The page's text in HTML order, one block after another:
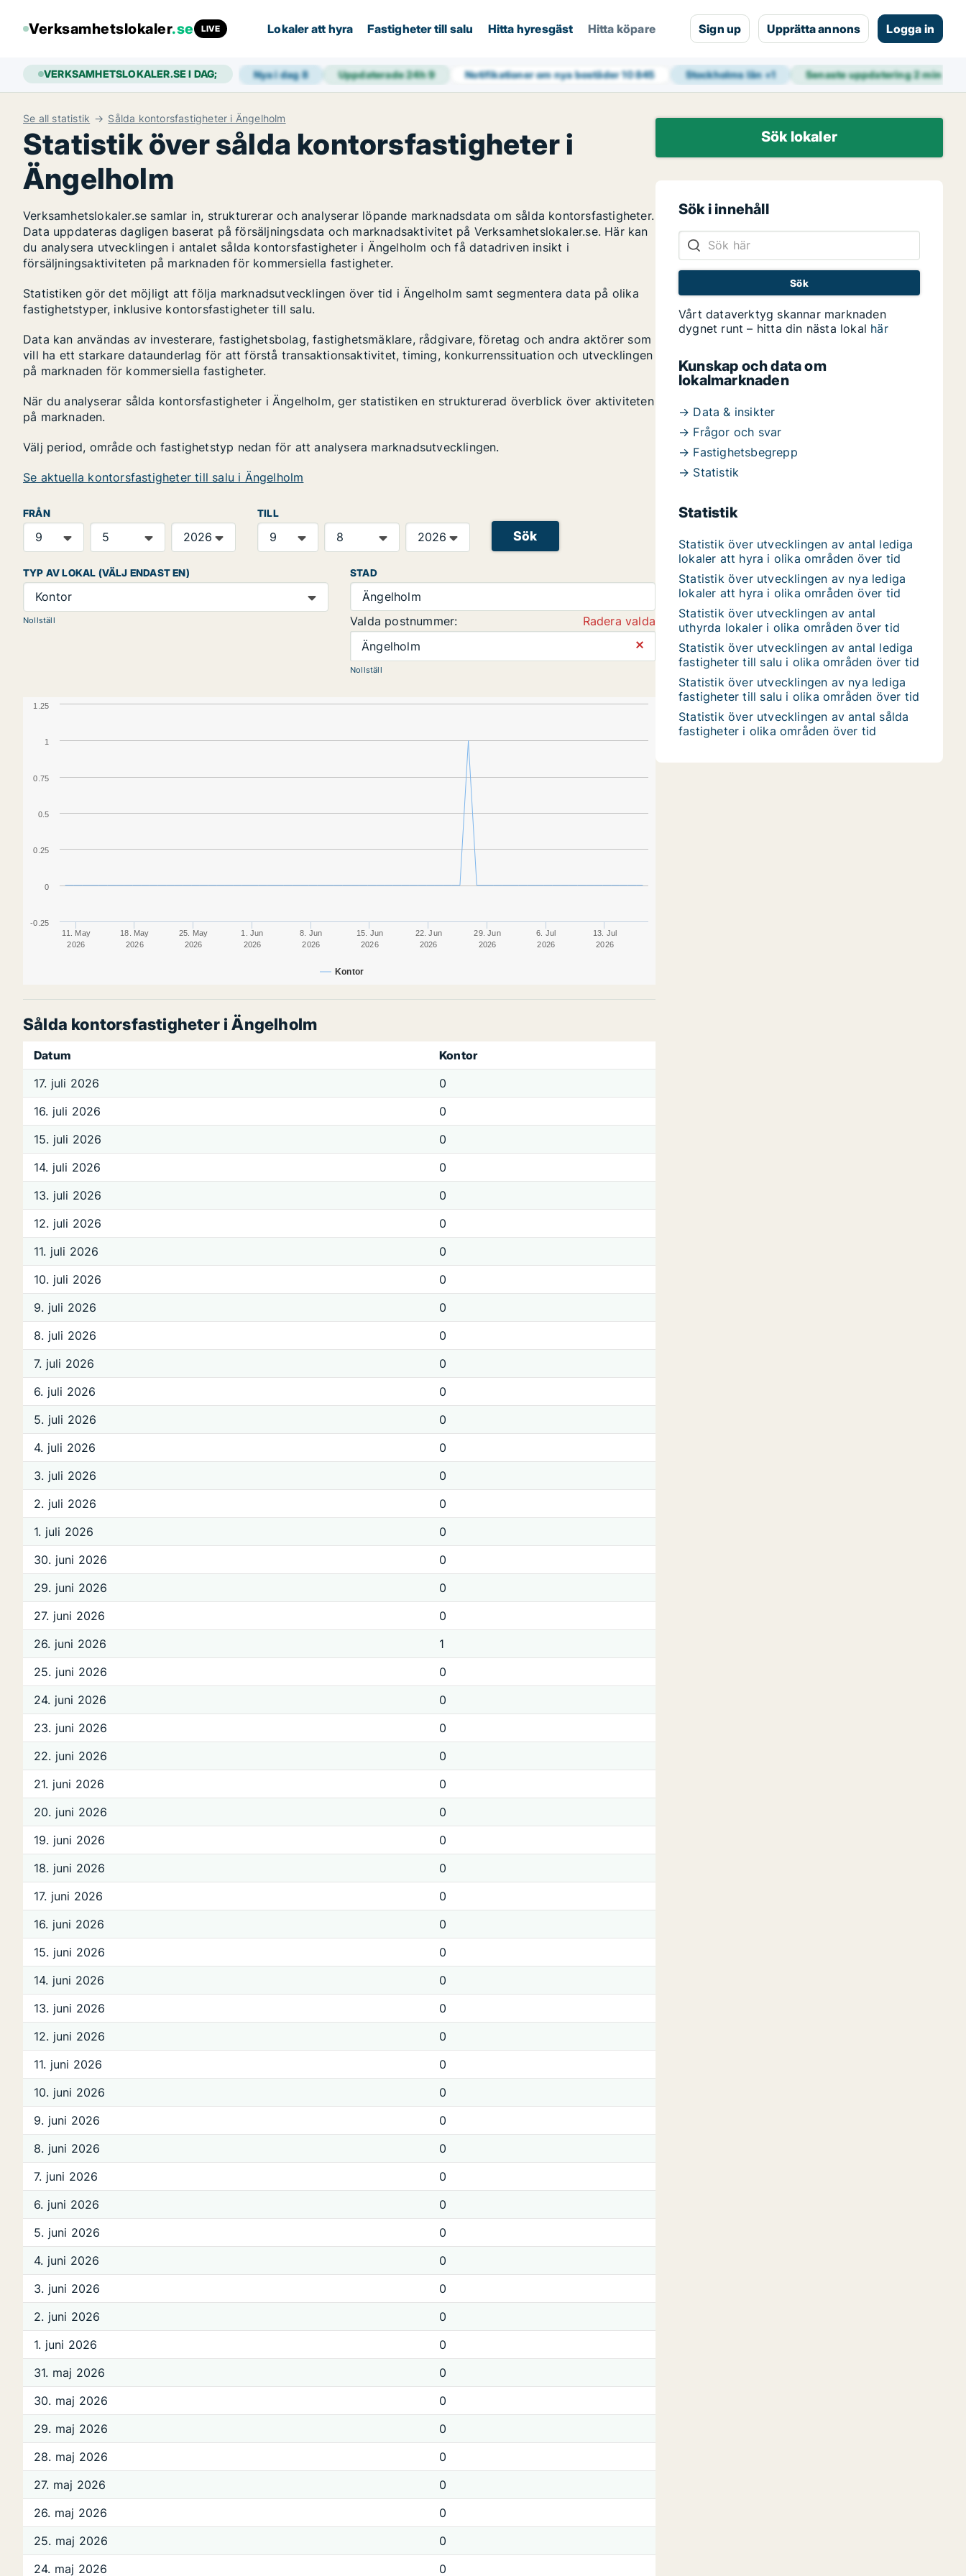
Verksamhetslokaler.se LIVE Lokaler att hyra Fastigheter till salu Hitta hyresgäst Hitta köpare Sign up Upprätta annons Logga in
VERKSAMHETSLOKALER.SE I DAG; Nya i dag8 Uppdaterade 24h9 Notifikationer om nya bostäder10 845 Stockholms län+1 Senaste uppdatering2 min
Se all statistik Sålda kontorsfastigheter i Ängelholm
Statistik över sålda kontorsfastigheter i
Ängelholm
Verksamhetslokaler.se samlar in, strukturerar och analyserar löpande marknadsdata om sålda kontorsfastigheter.
Data uppdateras dagligen baserat på försäljningsdata och marknadsaktivitet på Verksamhetslokaler.se. Här kan
du analysera utvecklingen i antalet sålda kontorsfastigheter i Ängelholm och få datadriven insikt i
försäljningsaktiviteten på marknaden för kommersiella fastigheter.
Statistiken gör det möjligt att följa marknadsutvecklingen över tid i Ängelholm samt segmentera data på olika
fastighetstyper, inklusive kontorsfastigheter till salu.
Data kan användas av investerare, fastighetsbolag, fastighetsmäklare, rådgivare, företag och andra aktörer som
vill ha ett starkare dataunderlag för att förstå transaktionsaktivitet, timing, konkurrenssituation och utvecklingen
på marknaden för kommersiella fastigheter.
När du analyserar sålda kontorsfastigheter i Ängelholm, ger statistiken en strukturerad överblick över aktiviteten
på marknaden.
Välj period, område och fastighetstyp nedan för att analysera marknadsutvecklingen.
Se aktuella kontorsfastigheter till salu i Ängelholm
FRÅN TILL
Sök
TYP AV LOKAL (VÄLJ ENDAST EN)
Kontor
Nollställ
STAD
Ängelholm
Valda postnummer:
Radera valda
Ängelholm
⨯
Nollställ
Kontor
11. May
2026
18. May
2026
25. May
2026
1. Jun
2026
8. Jun
2026
15. Jun
2026
22. Jun
2026
29. Jun
2026
6. Jul
2026
13. Jul
2026
0
1
-0.25
0.25
0.5
0.75
1.25
Sålda kontorsfastigheter i Ängelholm
Datum
Kontor
17. juli 2026
0
16. juli 2026
0
15. juli 2026
0
14. juli 2026
0
13. juli 2026
0
12. juli 2026
0
11. juli 2026
0
10. juli 2026
0
9. juli 2026
0
8. juli 2026
0
7. juli 2026
0
6. juli 2026
0
5. juli 2026
0
4. juli 2026
0
3. juli 2026
0
2. juli 2026
0
1. juli 2026
0
30. juni 2026
0
29. juni 2026
0
27. juni 2026
0
26. juni 2026
1
25. juni 2026
0
24. juni 2026
0
23. juni 2026
0
22. juni 2026
0
21. juni 2026
0
20. juni 2026
0
19. juni 2026
0
18. juni 2026
0
17. juni 2026
0
16. juni 2026
0
15. juni 2026
0
14. juni 2026
0
13. juni 2026
0
12. juni 2026
0
11. juni 2026
0
10. juni 2026
0
9. juni 2026
0
8. juni 2026
0
7. juni 2026
0
6. juni 2026
0
5. juni 2026
0
4. juni 2026
0
3. juni 2026
0
2. juni 2026
0
1. juni 2026
0
31. maj 2026
0
30. maj 2026
0
29. maj 2026
0
28. maj 2026
0
27. maj 2026
0
26. maj 2026
0
25. maj 2026
0
24. maj 2026
0
Sök lokaler
Sök i innehåll
Vårt dataverktyg skannar marknaden
dygnet runt – hitta din nästa lokal här
Kunskap och data om
lokalmarknaden
→ Data & insikter
→ Frågor och svar
→ Fastighetsbegrepp
→ Statistik
Statistik
Statistik över utvecklingen av antal lediga
lokaler att hyra i olika områden över tid
Statistik över utvecklingen av nya lediga
lokaler att hyra i olika områden över tid
Statistik över utvecklingen av antal
uthyrda lokaler i olika områden över tid
Statistik över utvecklingen av antal lediga
fastigheter till salu i olika områden över tid
Statistik över utvecklingen av nya lediga
fastigheter till salu i olika områden över tid
Statistik över utvecklingen av antal sålda
fastigheter i olika områden över tid